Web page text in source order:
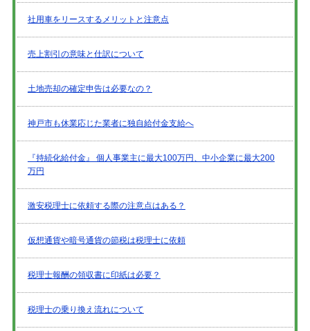
社用車をリースするメリットと注意点
売上割引の意味と仕訳について
土地売却の確定申告は必要なの？
神戸市も休業応じた業者に独自給付金支給へ
『持続化給付金』 個人事業主に最大100万円、中小企業に最大200
万円
激安税理士に依頼する際の注意点はある？
仮想通貨や暗号通貨の節税は税理士に依頼
税理士報酬の領収書に印紙は必要？
税理士の乗り換え流れについて